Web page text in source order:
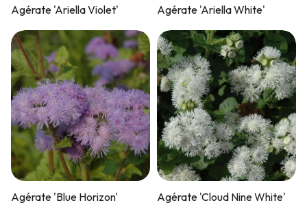
Agérate 'Ariella Violet' Agérate 'Ariella White'
Agérate 'Blue Horizon' Agérate 'Cloud Nine White'